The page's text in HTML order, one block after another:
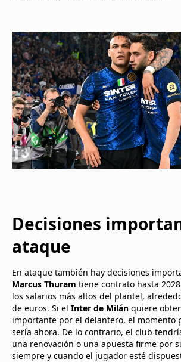
Decisiones
ataque
En ataque también hay decisiones
Marcus Thuram tiene contrato hasta
los salarios más altos del plantel,
de euros. Si el Inter de Milán quiere
importante por el delantero, el momento
sería ahora. De lo contrario, el club
una renovación o una apuesta firme por
siempre y cuando el jugador esté